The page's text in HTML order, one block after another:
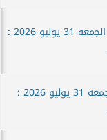
حظك اليوم برج الجوزاء الجمعه 31 يوليو 2026 :
حظك اليوم برج الثور الجمعه 31 يوليو 2026 :